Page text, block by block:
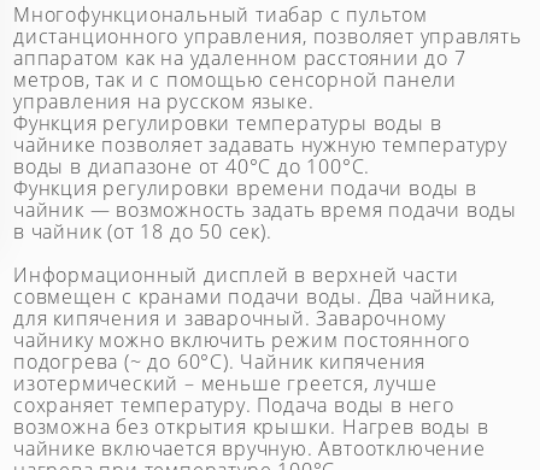
Многофункциональный тиабар с пультом
дистанционного управления, позволяет управлять
аппаратом как на удаленном расстоянии до 7
метров, так и с помощью сенсорной панели
управления на русском языке.
Функция регулировки температуры воды в
чайнике позволяет задавать нужную температуру
воды в диапазоне от 40°С до 100°С.
Функция регулировки времени подачи воды в
чайник — возможность задать время подачи воды
в чайник (от 18 до 50 сек).
Информационный дисплей в верхней части
совмещен с кранами подачи воды. Два чайника,
для кипячения и заварочный. Заварочному
чайнику можно включить режим постоянного
подогрева (~ до 60°С). Чайник кипячения
изотермический – меньше греется, лучше
сохраняет температуру. Подача воды в него
возможна без открытия крышки. Нагрев воды в
чайнике включается вручную. Автоотключение